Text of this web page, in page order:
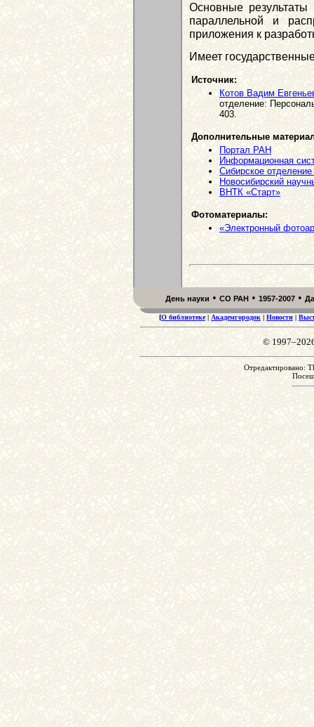
Основные
параллельной и
приложения к
Имеет
Источник:
Котов Вадим
отделение:
403.
Дополнительные
Портал РАН
Информационная
Сибирское
Новосибирский
ВНТК «Старт»
Фотоматериалы:
«Электронный
День науки • СО РАН • 1957-2007 •
[О библиотеке|Академгородок| Новости |
©
Отредактировано: